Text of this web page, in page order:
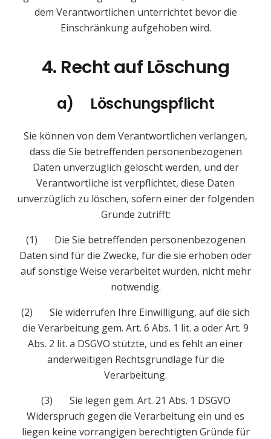
dem Verantwortlichen unterrichtet bevor die
Einschränkung aufgehoben wird.
4. Recht auf Löschung
a) Löschungspflicht
Sie können von dem Verantwortlichen verlangen,
dass die Sie betreffenden personenbezogenen
Daten unverzüglich gelöscht werden, und der
Verantwortliche ist verpflichtet, diese Daten
unverzüglich zu löschen, sofern einer der folgenden
Gründe zutrifft:
(1) Die Sie betreffenden personenbezogenen
Daten sind für die Zwecke, für die sie erhoben oder
auf sonstige Weise verarbeitet wurden, nicht mehr
notwendig.
(2) Sie widerrufen Ihre Einwilligung, auf die sich
die Verarbeitung gem. Art. 6 Abs. 1 lit. a oder Art. 9
Abs. 2 lit. a DSGVO stützte, und es fehlt an einer
anderweitigen Rechtsgrundlage für die
Verarbeitung.
(3) Sie legen gem. Art. 21 Abs. 1 DSGVO
Widerspruch gegen die Verarbeitung ein und es
liegen keine vorrangigen berechtigten Gründe für